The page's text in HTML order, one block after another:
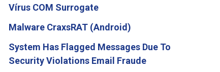
Vírus COM Surrogate
Malware CraxsRAT (Android)
System Has Flagged Messages Due To
Security Violations Email Fraude